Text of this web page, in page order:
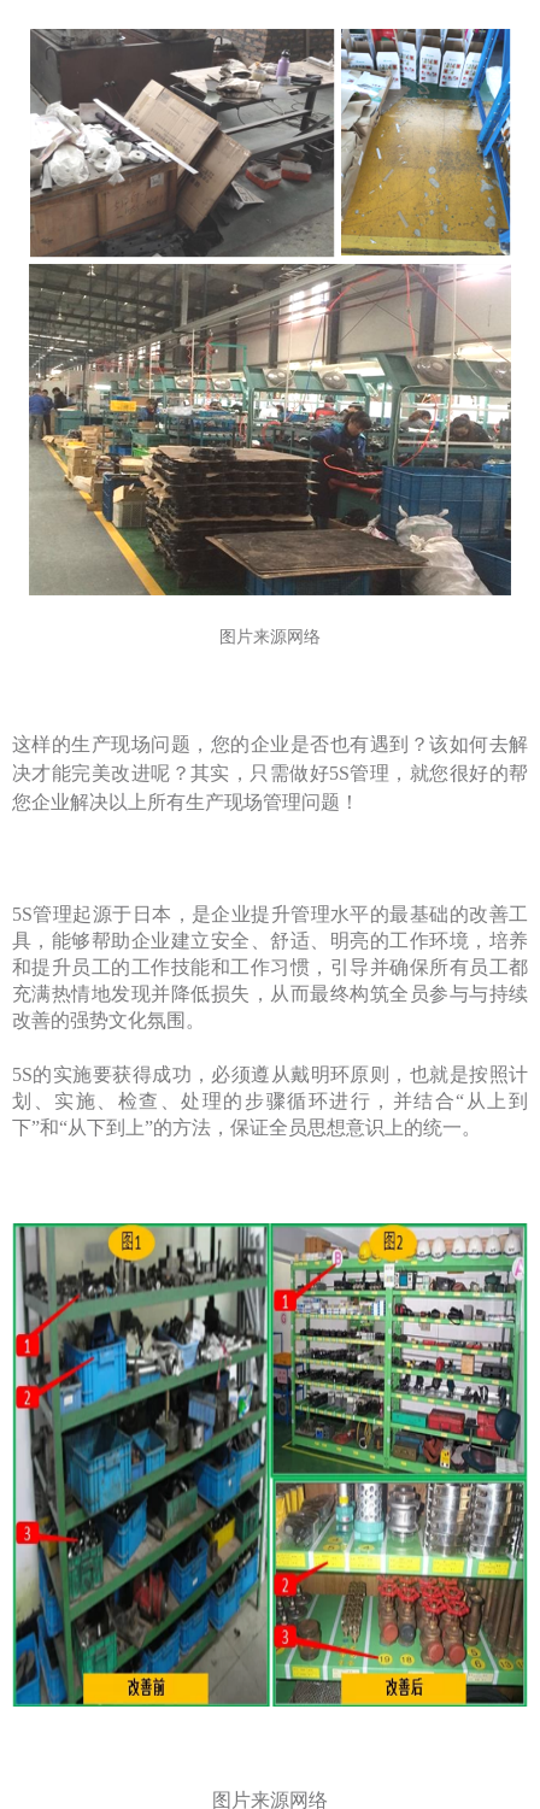
图片来源网络
这样的生产现场问题，您的企业是否也有遇到？该如何去解
决才能完美改进呢？其实，只需做好5S管理，就您很好的帮
您企业解决以上所有生产现场管理问题！
5S管理起源于日本，是企业提升管理水平的最基础的改善工
具，能够帮助企业建⽴安全、舒适、明亮的⼯作环境，培养
和提升员⼯的⼯作技能和⼯作习惯，引导并确保所有员⼯都
充满热情地发现并降低损失，从⽽最终构筑全员参与与持续
改善的强势⽂化氛围。
5S的实施要获得成功，必须遵从戴明环原则，也就是按照计
划、实施、检查、处理的步骤循环进⾏，并结合“从上到
下”和“从下到上”的⽅法，保证全员思想意识上的统一。
图片来源网络